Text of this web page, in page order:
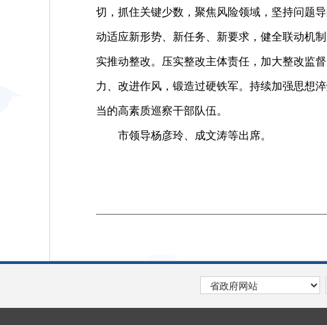
切，抓住关键少数，聚焦风险领域，坚持问题
动适应新形势、新任务、新要求，健全联动机
实推动整改。压实整改主体责任，加大整改监
力、改进作风，锻造过硬铁军。持续加强思想
当的高素质巡察干部队伍。
市领导杨彦玲、成文涛等出席。